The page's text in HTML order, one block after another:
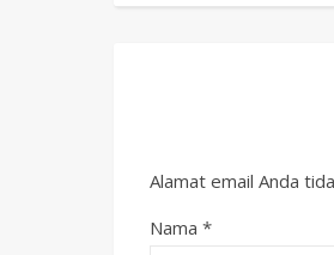
Alamat email Anda
Nama *